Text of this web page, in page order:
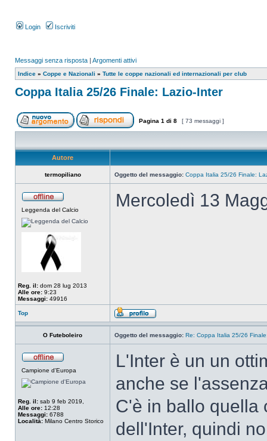
Login Iscriviti
Messaggi senza risposta | Argomenti attivi
Indice » Coppe e Nazionali » Tutte le coppe nazionali ed internazionali per club
Coppa Italia 25/26 Finale: Lazio-Inter
Pagina 1 di 8 [ 73 messaggi ]
Autore
termopiliano Oggetto del messaggio: Coppa Italia 25/26 Finale:
Leggenda del Calcio
Reg. il: dom 28 lug 2013
Alle ore: 9:23
Messaggi: 49916
Mercoledì 13
Top
O Futeboleiro Oggetto del messaggio: Re: Coppa Italia 25/26
Campione d'Europa
Reg. il: sab 9 feb 2019,
Alle ore: 12:28
Messaggi: 6788
Località: Milano Centro Storico
L'Inter è un un
anche se
C'è in ballo quella
dell'Inter, quindi